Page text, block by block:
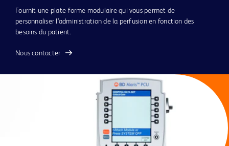
Fournit une plate-forme modulaire qui vous permet de
personnaliser l’administration de la perfusion en fonction des
besoins du patient.
Nous contacter